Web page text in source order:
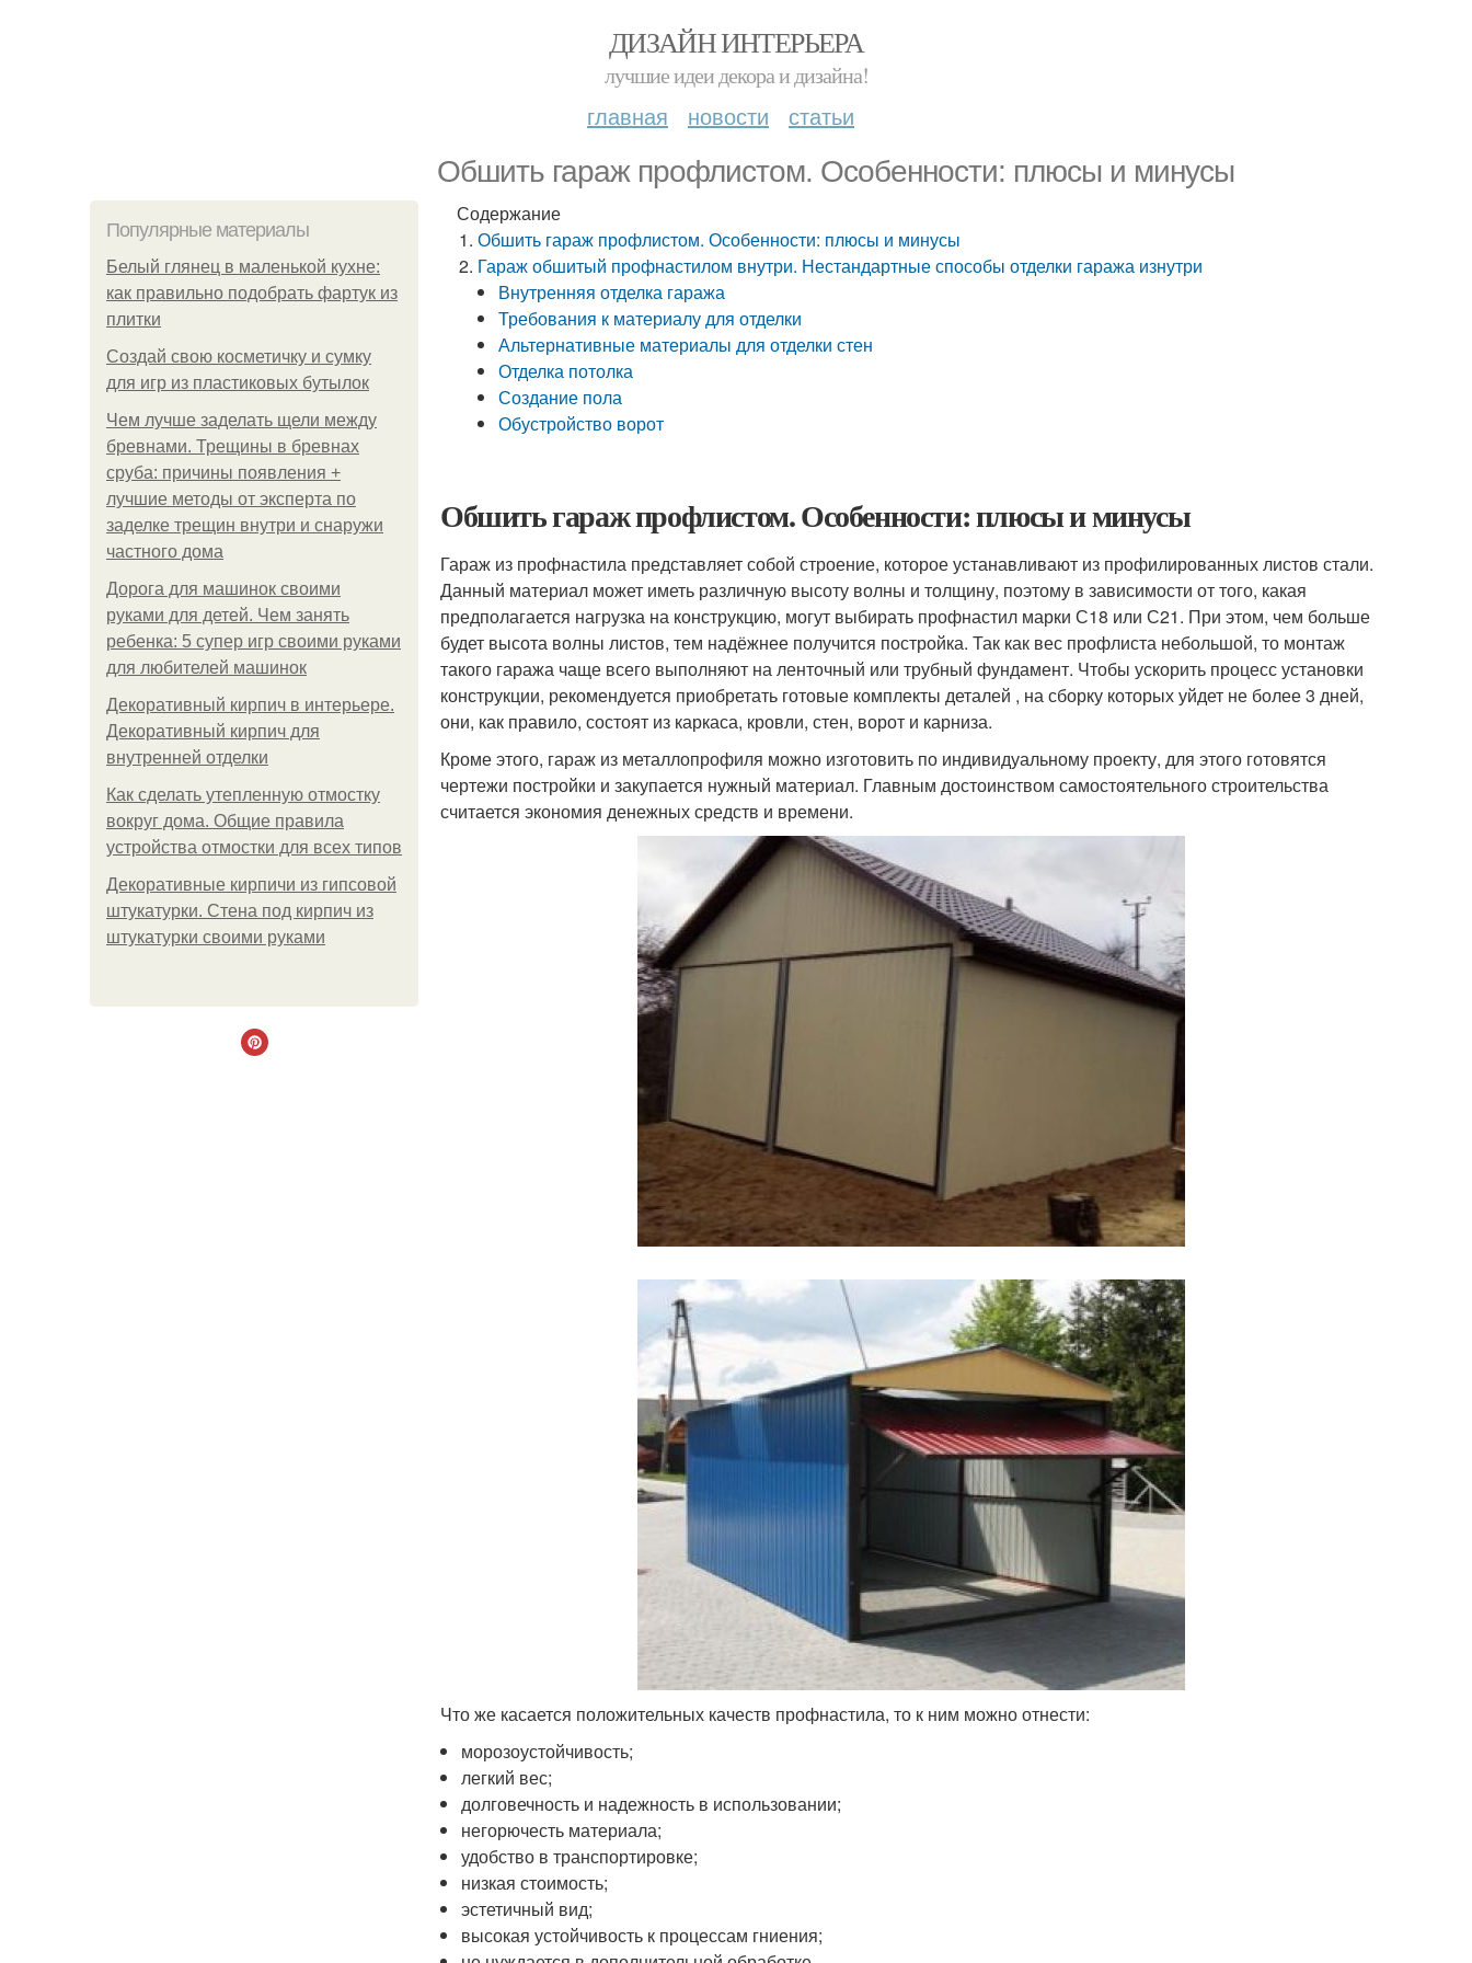
ДИЗАЙН ИНТЕРЬЕРА
лучшие идеи декора и дизайна!
главная новости статьи
Обшить гараж профлистом. Особенности: плюсы и минусы
Популярные материалы
Белый глянец в маленькой кухне:
как правильно подобрать фартук из
плитки
Создай свою косметичку и сумку
для игр из пластиковых бутылок
Чем лучше заделать щели между
бревнами. Трещины в бревнах
сруба: причины появления +
лучшие методы от эксперта по
заделке трещин внутри и снаружи
частного дома
Дорога для машинок своими
руками для детей. Чем занять
ребенка: 5 супер игр своими руками
для любителей машинок
Декоративный кирпич в интерьере.
Декоративный кирпич для
внутренней отделки
Как сделать утепленную отмостку
вокруг дома. Общие правила
устройства отмостки для всех типов
Декоративные кирпичи из гипсовой
штукатурки. Стена под кирпич из
штукатурки своими руками
Содержание
Обшить гараж профлистом. Особенности: плюсы и минусы
Гараж обшитый профнастилом внутри. Нестандартные способы отделки гаража изнутри
Внутренняя отделка гаража
Требования к материалу для отделки
Альтернативные материалы для отделки стен
Отделка потолка
Создание пола
Обустройство ворот
Обшить гараж профлистом. Особенности: плюсы и минусы
Гараж из профнастила представляет собой строение, которое устанавливают из профилированных листов стали.
Данный материал может иметь различную высоту волны и толщину, поэтому в зависимости от того, какая
предполагается нагрузка на конструкцию, могут выбирать профнастил марки С18 или С21. При этом, чем больше
будет высота волны листов, тем надёжнее получится постройка. Так как вес профлиста небольшой, то монтаж
такого гаража чаще всего выполняют на ленточный или трубный фундамент. Чтобы ускорить процесс установки
конструкции, рекомендуется приобретать готовые комплекты деталей , на сборку которых уйдет не более 3 дней,
они, как правило, состоят из каркаса, кровли, стен, ворот и карниза.
Кроме этого, гараж из металлопрофиля можно изготовить по индивидуальному проекту, для этого готовятся
чертежи постройки и закупается нужный материал. Главным достоинством самостоятельного строительства
считается экономия денежных средств и времени.
Что же касается положительных качеств профнастила, то к ним можно отнести:
морозоустойчивость;
легкий вес;
долговечность и надежность в использовании;
негорючесть материала;
удобство в транспортировке;
низкая стоимость;
эстетичный вид;
высокая устойчивость к процессам гниения;